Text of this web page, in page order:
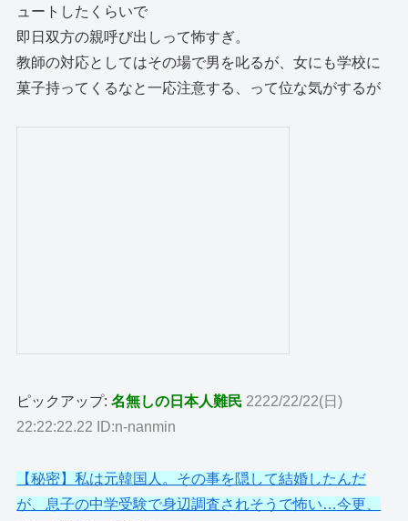
ュートしたくらいで
即日双方の親呼び出しって怖すぎ。
教師の対応としてはその場で男を叱るが、女にも学校に
菓子持ってくるなと一応注意する、って位な気がするが
ピックアップ:名無しの日本人難民 2222/22/22(日)
22:22:22.22 ID:n-nanmin
【秘密】私は元韓国人。その事を隠して結婚したんだ
が、息子の中学受験で身辺調査されそうで怖い…今更、